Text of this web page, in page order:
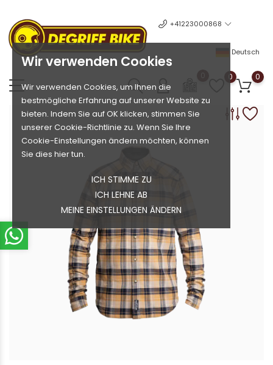
Wir verwenden Cookies
Wir verwenden Cookies, um Ihnen die
bestmögliche Erfahrung auf unserer Website zu
bieten. Indem Sie auf OK klicken, stimmen Sie
unserer Cookie-Richtlinie zu. Wenn Sie Ihre
Cookie-Einstellungen ändern möchten, können
Sie dies hier tun.
ICH STIMME ZU
ICH LEHNE AB
MEINE EINSTELLUNGEN ÄNDERN
+41223000868
Deutsch
0 0